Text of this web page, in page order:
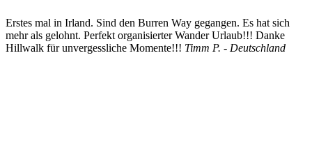
Erstes mal in Irland. Sind den Burren Way gegangen. Es hat sich
mehr als gelohnt. Perfekt organisierter Wander Urlaub!!! Danke
Hillwalk für unvergessliche Momente!!! Timm P. - Deutschland